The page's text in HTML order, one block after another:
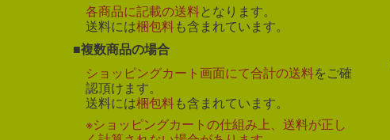
各商品に記載の送料となります。
送料には梱包料も含まれています。
複数商品の場合
ショッピングカート画面にて合計の送料をご確
認頂けます。
送料には梱包料も含まれています。
※ショッピングカートの仕組み上、送料が正し